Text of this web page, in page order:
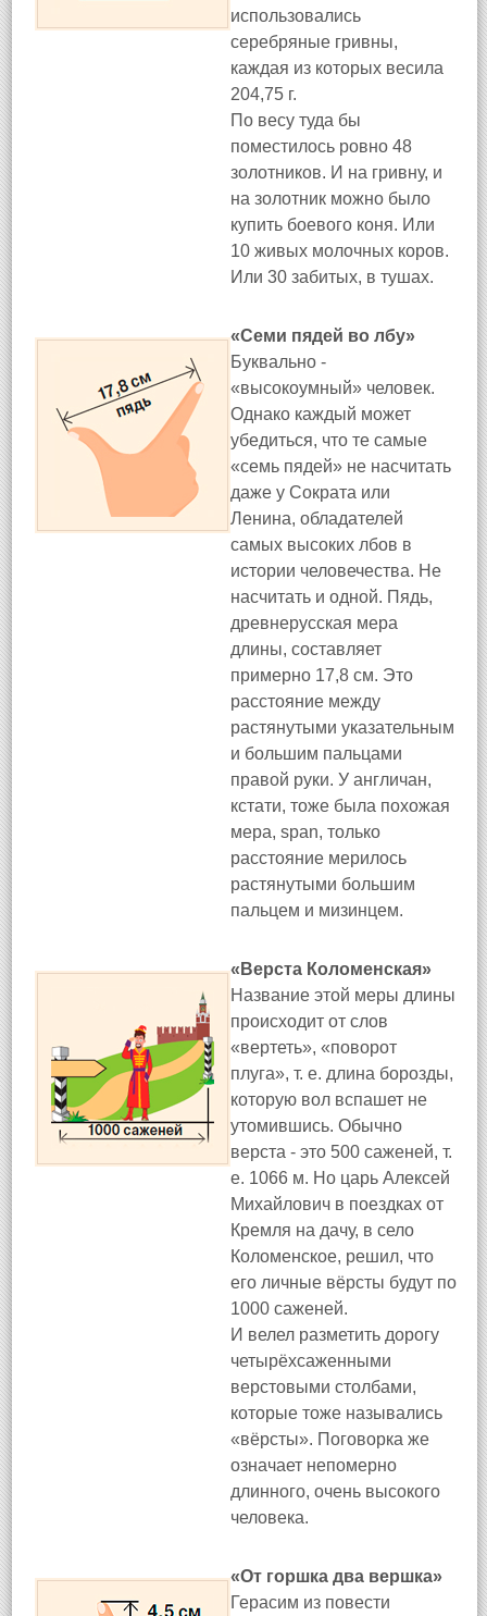
использовались
серебряные гривны,
каждая из которых весила
204,75 г.
По весу туда бы
поместилось ровно 48
золотников. И на гривну, и
на золотник можно было
купить боевого коня. Или
10 живых молочных коров.
Или 30 забитых, в тушах.
«Семи пядей во лбу»
Буквально -
«высокоумный» человек.
Однако каждый может
убедиться, что те самые
«семь пядей» не насчитать
даже у Сократа или
Ленина, обладателей
самых высоких лбов в
истории человечества. Не
насчитать и одной. Пядь,
древнерусская мера
длины, составляет
примерно 17,8 см. Это
расстояние между
растянутыми указательным
и большим пальцами
правой руки. У англичан,
кстати, тоже была похожая
мера, span, только
расстояние мерилось
растянутыми большим
пальцем и мизинцем.
«Верста Коломенская»
Название этой меры длины
происходит от слов
«вертеть», «поворот
плуга», т. е. длина борозды,
которую вол вспашет не
утомившись. Обычно
верста - это 500 саженей, т.
е. 1066 м. Но царь Алексей
Михайлович в поездках от
Кремля на дачу, в село
Коломенское, решил, что
его личные вёрсты будут по
1000 саженей.
И велел разметить дорогу
четырёхсаженными
верстовыми столбами,
которые тоже назывались
«вёрсты». Поговорка же
означает непомерно
длинного, очень высокого
человека.
«От горшка два вершка»
Герасим из повести